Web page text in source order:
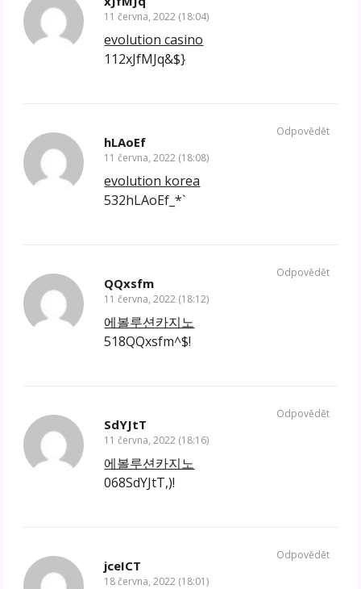
11 června, 2022 (18:04)
evolution casino
112xJfMJq&$}
hLAoEf
11 června, 2022 (18:08)
evolution korea
532hLAoEf_*`
Odpovědět
QQxsfm
11 června, 2022 (18:12)
에볼루션카지노
518QQxsfm^$!
Odpovědět
SdYJtT
11 června, 2022 (18:16)
에볼루션카지노
068SdYJtT,)!
Odpovědět
jceICT
18 června, 2022 (18:01)
Odpovědět